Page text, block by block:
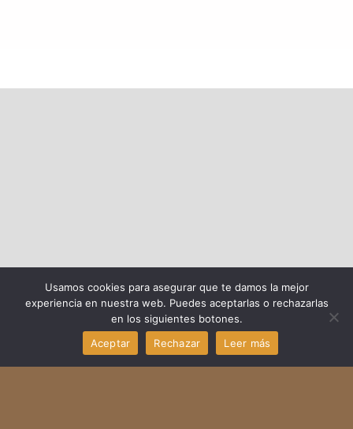
Usamos cookies para asegurar que te damos la mejor
experiencia en nuestra web. Puedes aceptarlas o rechazarlas
en los siguientes botones.
Aceptar
Rechazar Leer más